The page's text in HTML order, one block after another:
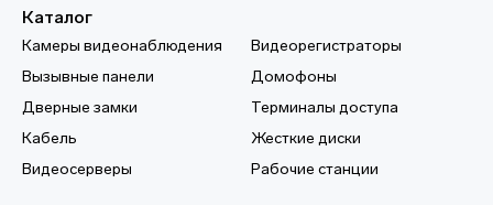
Каталог
Камеры видеонаблюдения
Видеорегистраторы
Вызывные панели
Домофоны
Дверные замки
Терминалы доступа
Кабель
Жесткие диски
Видеосерверы
Рабочие станции